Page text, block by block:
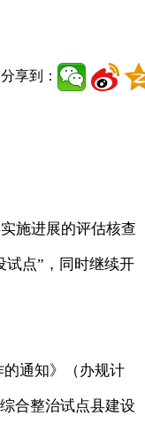
分享到：
施进展的评估核查
试点”，同时继续开
通知》（办规计
合整治试点县建设